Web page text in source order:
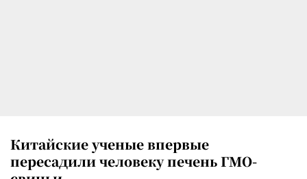
Китайские ученые впервые
пересадили человеку печень ГМО-